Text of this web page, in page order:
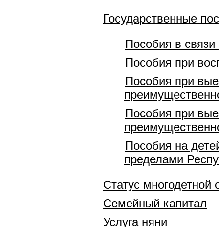
Государственные
Пособия в
Пособия при
Пособия при
Пособия при
Пособия на
пределами
Статус многодетной
Семейный капитал
Услуга няни